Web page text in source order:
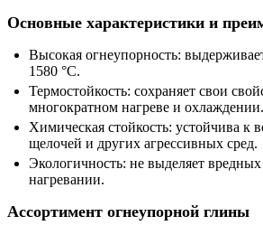
Основные характеристики и
Высокая огнеупорность:
1580 °C.
Термостойкость: сохраняет свои
многократном нагреве и охлаждении.
Химическая стойкость: устойчива к
щелочей и других агрессивных сред.
Экологичность: не выделяет
нагревании.
Ассортимент огнеупорной глины